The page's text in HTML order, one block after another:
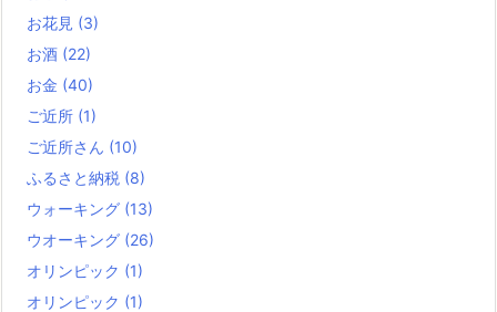
お花見 (3)
お酒 (22)
お金 (40)
ご近所 (1)
ご近所さん (10)
ふるさと納税 (8)
ウォーキング (13)
ウオーキング (26)
オリンピック (1)
オリンピック (1)